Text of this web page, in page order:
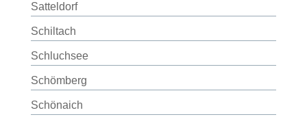
Satteldorf
Schiltach
Schluchsee
Schömberg
Schönaich